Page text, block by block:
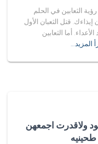
الثعابين في الحلم
قتل الثعبان الأول
أما الثعابين
المزيد…
ولاقدرت اجمعهن